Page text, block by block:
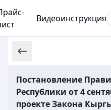
Видеоинструкция
Постановление
Республики от 4
проекте Закона